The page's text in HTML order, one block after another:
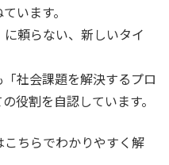
います。
頼らない、新しいタイ
社会課題を解決するプロ
役割を自認しています。
ちらでわかりやすく解